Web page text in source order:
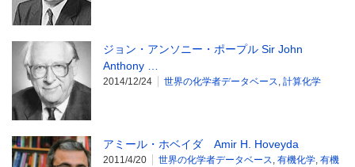
ジョン・アンソニー・ポープル Sir John
Anthony …
2014/12/24 世界の化学者データベース, 計算化学
アミール・ホベイダ Amir H. Hoveyda
2011/4/20 世界の化学者データベース, 有機化学, 有機